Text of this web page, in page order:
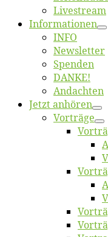
Live­stream
Informatio­nen
INFO
News­let­ter
Spen­den
DANKE!
An­dach­ten
Jetzt an­hö­ren
Vor­trä­ge